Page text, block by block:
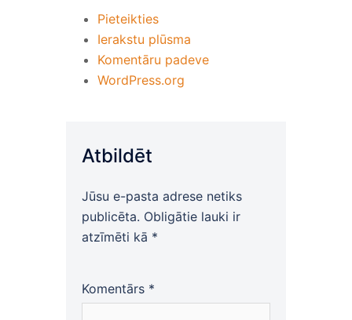
Pieteikties
Ierakstu plūsma
Komentāru padeve
WordPress.org
Atbildēt
Jūsu e-pasta adrese netiks
publicēta. Obligātie lauki ir
atzīmēti kā *
Komentārs *